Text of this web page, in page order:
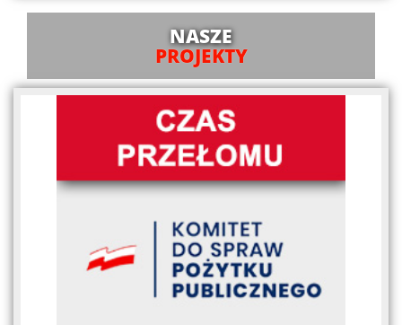
NASZE
PROJEKTY